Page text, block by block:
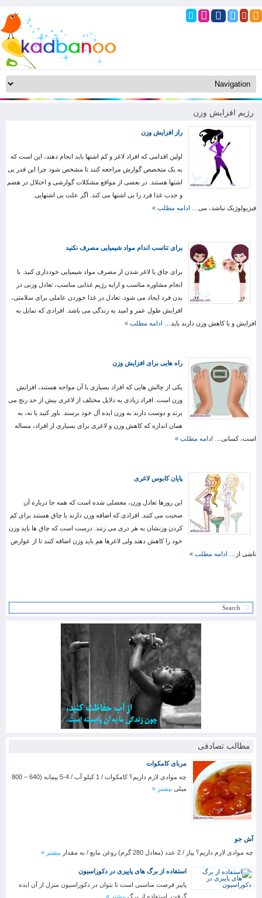
رژیم افزایش وزن
راز افزایش وزن
اولین اقدامی که افراد لاغر و کم اشتها باید انجام دهند، این است که
به یک متخصص گوارش مراجعه کنند تا مشخص شود چرا این قدر بی
اشتها هستند. در بعضی از مواقع مشکلات گوارشی و اختلال در هضم
و جذب غذا فرد را بی اشتها می کند. اگر علت بی اشتهایی
فیزیولوژیک نباشد، می… ادامه مطلب »
برای تناسب اندام مواد شیمیایی مصرف نکنید
برای چاق یا لاغر شدن از مصرف مواد شیمیایی خودداری کنید. با
انجام مشاوره مناسب و ارایه رژیم غذایی مناسب، تعادل وزنی در
بدن فرد ایجاد می شود. تعادل در غذا خوردن عاملی برای سلامتی،
افزایش طول عمر و امید به زندگی می باشد. افرادی که تمایل به
افزایش و یا کاهش وزن دارند باید… ادامه مطلب »
راه هایی برای افزایش وزن
یکی از چالش هایی که افراد بسیاری با آن مواجه هستند، افزایش
وزن است. افراد زیادی به دلایل مختلف از لاغری بیش از حد رنج می
برند و دوست دارند به وزن ایده آل خود برسند. باور کنید یا نه، به
همان اندازه که کاهش وزن و لاغری برای بسیاری از افراد، مساله
است، کسانی… ادامه مطلب »
پایان کابوس لاغری
این روزها تعادل وزن، معضلی شده است که همه جا درباره آن
صحبت می کنند. افرادی که اضافه وزن دارند یا چاق هستند برای کم
کردن وزنشان به هر دری می زنند. درست است که چاق ها باید وزن
خود را کاهش دهند ولی لاغرها هم باید وزن اضافه کنند تا از عوارض
ناشی از… ادامه مطلب »
مطالب تصادفی
مربای کامکوات
چه موادی لازم داریم؟ کامکوات / 1 کیلو آب / 4-5 پیمانه (640 – 800
میلی بیشتر »
آش جو
چه موادی لازم داریم؟ پیاز / 2 عدد (معادل 280 گرم) روغن مایع / به مقدار
بیشتر »
استفاده از برگ های پاییزی در دکوراسیون
پاییز فرصت مناسبی است تا بتوان در دکوراسیون منزل از آن ایده
گرفت. استفاده از برگ بیشتر »